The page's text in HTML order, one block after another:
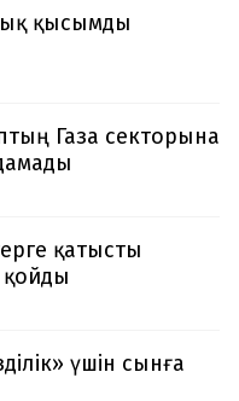
қысымды
Газа секторына
қатысты
қойды
үшін сынға